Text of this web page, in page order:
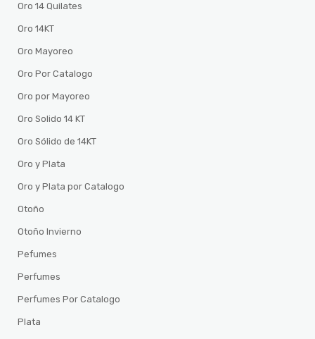
Oro 14 Quilates
Oro 14KT
Oro Mayoreo
Oro Por Catalogo
Oro por Mayoreo
Oro Solido 14 KT
Oro Sólido de 14KT
Oro y Plata
Oro y Plata por Catalogo
Otoño
Otoño Invierno
Pefumes
Perfumes
Perfumes Por Catalogo
Plata